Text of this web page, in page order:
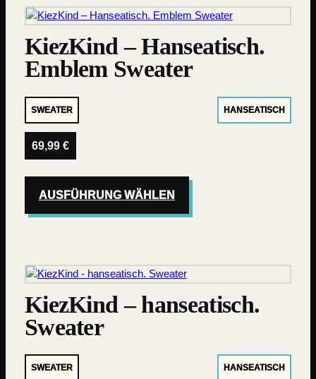
KiezKind – Hanseatisch.
Emblem Sweater
SWEATER HANSEATISCH
69,99 €
AUSFÜHRUNG WÄHLEN
KiezKind – hanseatisch.
Sweater
SWEATER HANSEATISCH